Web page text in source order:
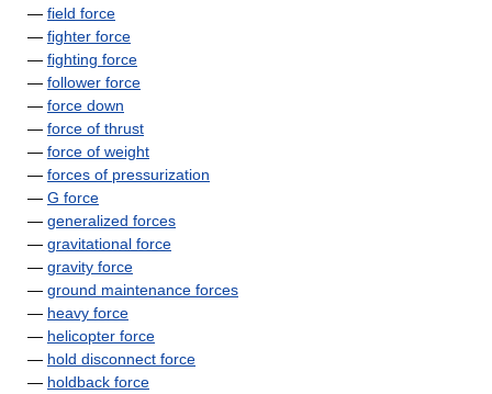
— field force
— fighter force
— fighting force
— follower force
— force down
— force of thrust
— force of weight
— forces of pressurization
— G force
— generalized forces
— gravitational force
— gravity force
— ground maintenance forces
— heavy force
— helicopter force
— hold disconnect force
— holdback force